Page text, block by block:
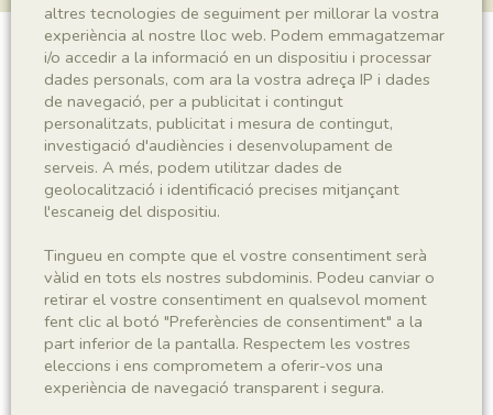
Montsechia vidalii
Sigla
MNHN 17143
Taxonomia
Regne
Plantae
Phyllum
Spermatophyta
Subphyllum
Angiospermae
Classe
Magnoliopsida
altres tecnologies de seguiment per millorar la vostra
experiència al nostre lloc web. Podem emmagatzemar
i/o accedir a la informació en un dispositiu i processar
dades personals, com ara la vostra adreça IP i dades
de navegació, per a publicitat i contingut
personalitzats, publicitat i mesura de contingut,
investigació d'audiències i desenvolupament de
serveis. A més, podem utilitzar dades de
geolocalització i identificació precises mitjançant
l'escaneig del dispositiu.
Tingueu en compte que el vostre consentiment serà
vàlid en tots els nostres subdominis. Podeu canviar o
retirar el vostre consentiment en qualsevol moment
fent clic al botó "Preferències de consentiment" a la
part inferior de la pantalla. Respectem les vostres
eleccions i ens comprometem a oferir-vos una
experiència de navegació transparent i segura.